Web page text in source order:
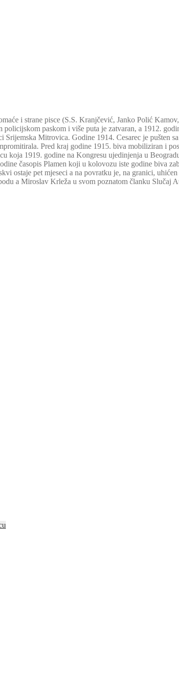
i strane pisce (S.S. Kranjčević, Janko Polić
paskom i više puta je zatvaran, a 1912.
Mitrovica. Godine 1914. Cesarec je pušten
Pred kraj godine 1915. biva mobiliziran i
koja 1919. godine na Kongresu ujedinjenja u
časopis Plamen koji u kolovozu iste godine biva
ostaje pet mjeseci a na povratku je, na granici,
a Miroslav Krleža u svom poznatom članku Slučaj